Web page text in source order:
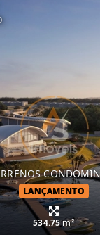
LANÇAMENTO
534.75 m²